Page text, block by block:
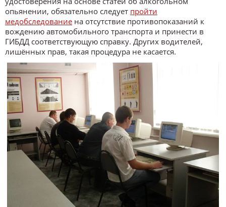
опьянении, обязательно следует пройти
медобследование на отсутствие противопоказаний к
вождению автомобильного транспорта и принести в
ГИБДД соответствующую справку. Других водителей,
лишённых прав, такая процедура не касается.